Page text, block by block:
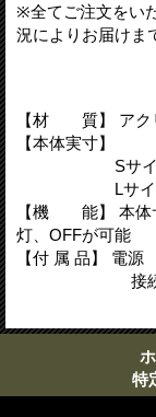
※全てご注文をい
況によりお届けま
【材 質】 アク
【本体実寸】
Sサイズ 幅
Lサイズ 幅
【機 能】 本体
灯、OFFが可能
【付 属 品】 電
接続コー
特